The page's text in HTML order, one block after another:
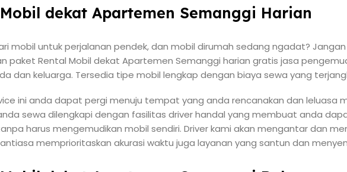
dekat Apartemen Semanggi Harian
mobil untuk perjalanan pendek, dan mobil dirumah sedang ngadat?
paket Rental Mobil dekat Apartemen Semanggi harian gratis jasa
dan keluarga. Tersedia tipe mobil lengkap dengan biaya sewa yang
ini anda dapat pergi menuju tempat yang anda rencanakan dan leluasa
sewa dilengkapi dengan fasilitas driver handal yang membuat anda
harus mengemudikan mobil sendiri. Driver kami akan mengantar dan
memprioritaskan akurasi waktu juga layanan yang santun dan